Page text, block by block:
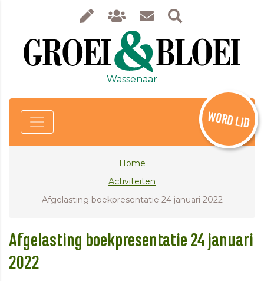
Wassenaar
WORD LID
Home
Activiteiten
Afgelasting boekpresentatie 24 januari 2022
Afgelasting boekpresentatie 24 januari
2022